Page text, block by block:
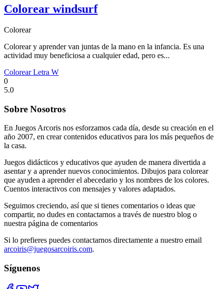
Colorear windsurf
Colorear
Colorear y aprender van juntas de la mano en la infancia. Es una
actividad muy beneficiosa a cualquier edad, pero es...
Colorear Letra W
0
5.0
Sobre Nosotros
En Juegos Arcoris nos esforzamos cada día, desde su creación en el
año 2007, en crear contenidos educativos para los más pequeños de
la casa.
Juegos didácticos y educativos que ayuden de manera divertida a
asentar y a aprender nuevos conocimientos. Dibujos para colorear
que ayuden a aprender el abecedario y los nombres de los colores.
Cuentos interactivos con mensajes y valores adaptados.
Seguimos creciendo, así que si tienes comentarios o ideas que
compartir, no dudes en contactarnos a través de nuestro blog o
nuestra página de comentarios
Si lo prefieres puedes contactarnos directamente a nuestro email
arcoiris@juegosarcoiris.com.
Síguenos